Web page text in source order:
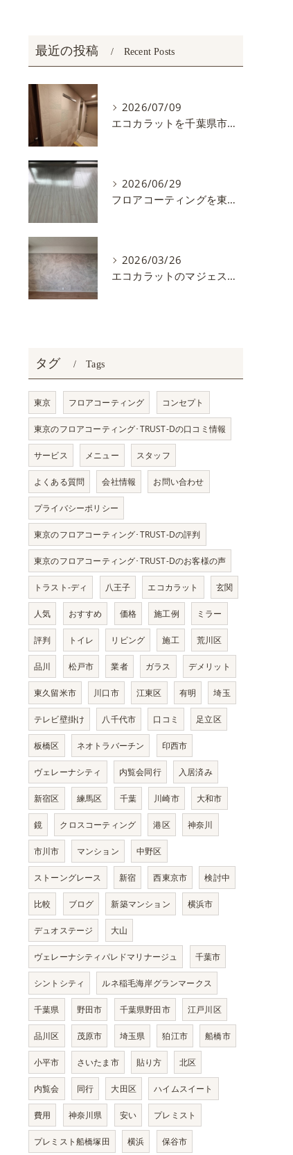
最近の投稿 Recent Posts
2026/07/09
エコカラットを千葉県市川市で施工しました。
2026/06/29
フロアコーティングを東京都練馬区で施工しました
2026/03/26
エコカラットのマジェスティクスレートを施工しました
タグ Tags
東京 フロアコーティング コンセプト
東京のフロアコーティング･TRUST-Dの口コミ情報
サービス メニュー スタッフ
よくある質問 会社情報 お問い合わせ
プライバシーポリシー
東京のフロアコーティング･TRUST-Dの評判
東京のフロアコーティング･TRUST-Dのお客様の声
トラスト-ディ 八王子 エコカラット 玄関
人気 おすすめ 価格 施工例 ミラー
評判 トイレ リビング 施工 荒川区
品川 松戸市 業者 ガラス デメリット
東久留米市 川口市 江東区 有明 埼玉
テレビ壁掛け 八千代市 口コミ 足立区
板橋区 ネオトラバーチン 印西市
ヴェレーナシティ 内覧会同行 入居済み
新宿区 練馬区 千葉 川崎市 大和市
鏡 クロスコーティング 港区 神奈川
市川市 マンション 中野区
ストーングレース 新宿 西東京市 検討中
比較 ブログ 新築マンション 横浜市
デュオステージ 大山
ヴェレーナシティパレドマリナージュ 千葉市
シントシティ ルネ稲毛海岸グランマークス
千葉県 野田市 千葉県野田市 江戸川区
品川区 茂原市 埼玉県 狛江市 船橋市
小平市 さいたま市 貼り方 北区
内覧会 同行 大田区 ハイムスイート
費用 神奈川県 安い プレミスト
プレミスト船橋塚田 横浜 保谷市